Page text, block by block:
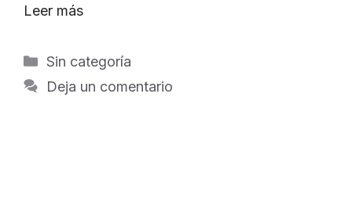
Leer más
Categorías
Sin categoría
Deja un comentario